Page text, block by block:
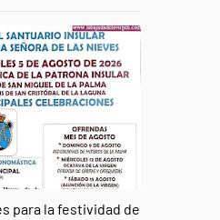
para la festividad de